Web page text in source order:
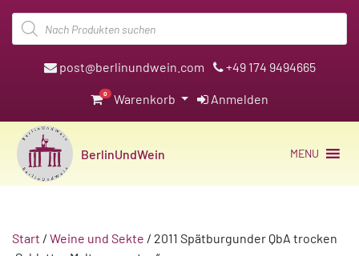
Products
search
post@berlinundwein.com +49 174 9494665
0 Warenkorb Anmelden
BerlinUndWein MENU
Start / Weine und Sekte / 2011 Spätburgunder QbA trocken